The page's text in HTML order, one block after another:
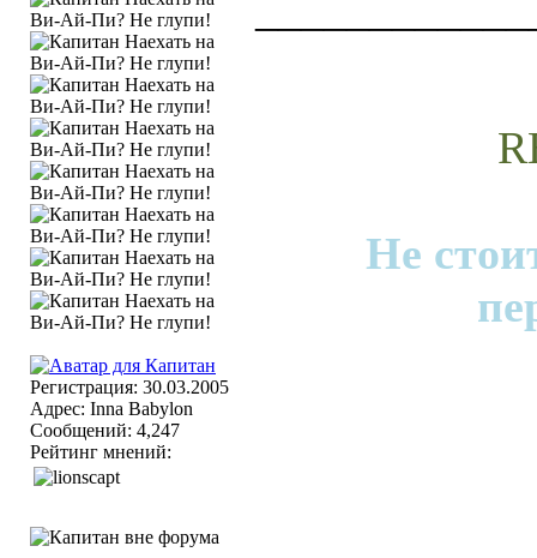
Регистрация: 30.03.2005
Адрес: Inna Babylon
Сообщений: 4,247
Рейтинг мнений:
Не